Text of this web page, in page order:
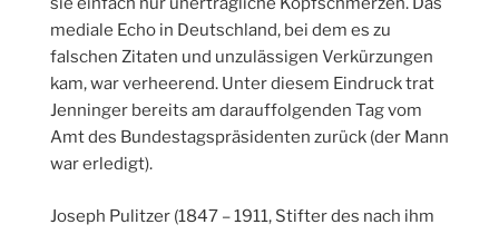
mediale Echo in Deutschland, bei dem es zu
falschen Zitaten und unzulässigen Verkürzungen
kam, war verheerend. Unter diesem Eindruck trat
Jenninger bereits am darauffolgenden Tag vom
Amt des Bundestagspräsidenten zurück (der Mann
war erledigt).
Joseph Pulitzer (1847 – 1911, Stifter des nach ihm